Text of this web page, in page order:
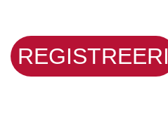
REGISTREERI